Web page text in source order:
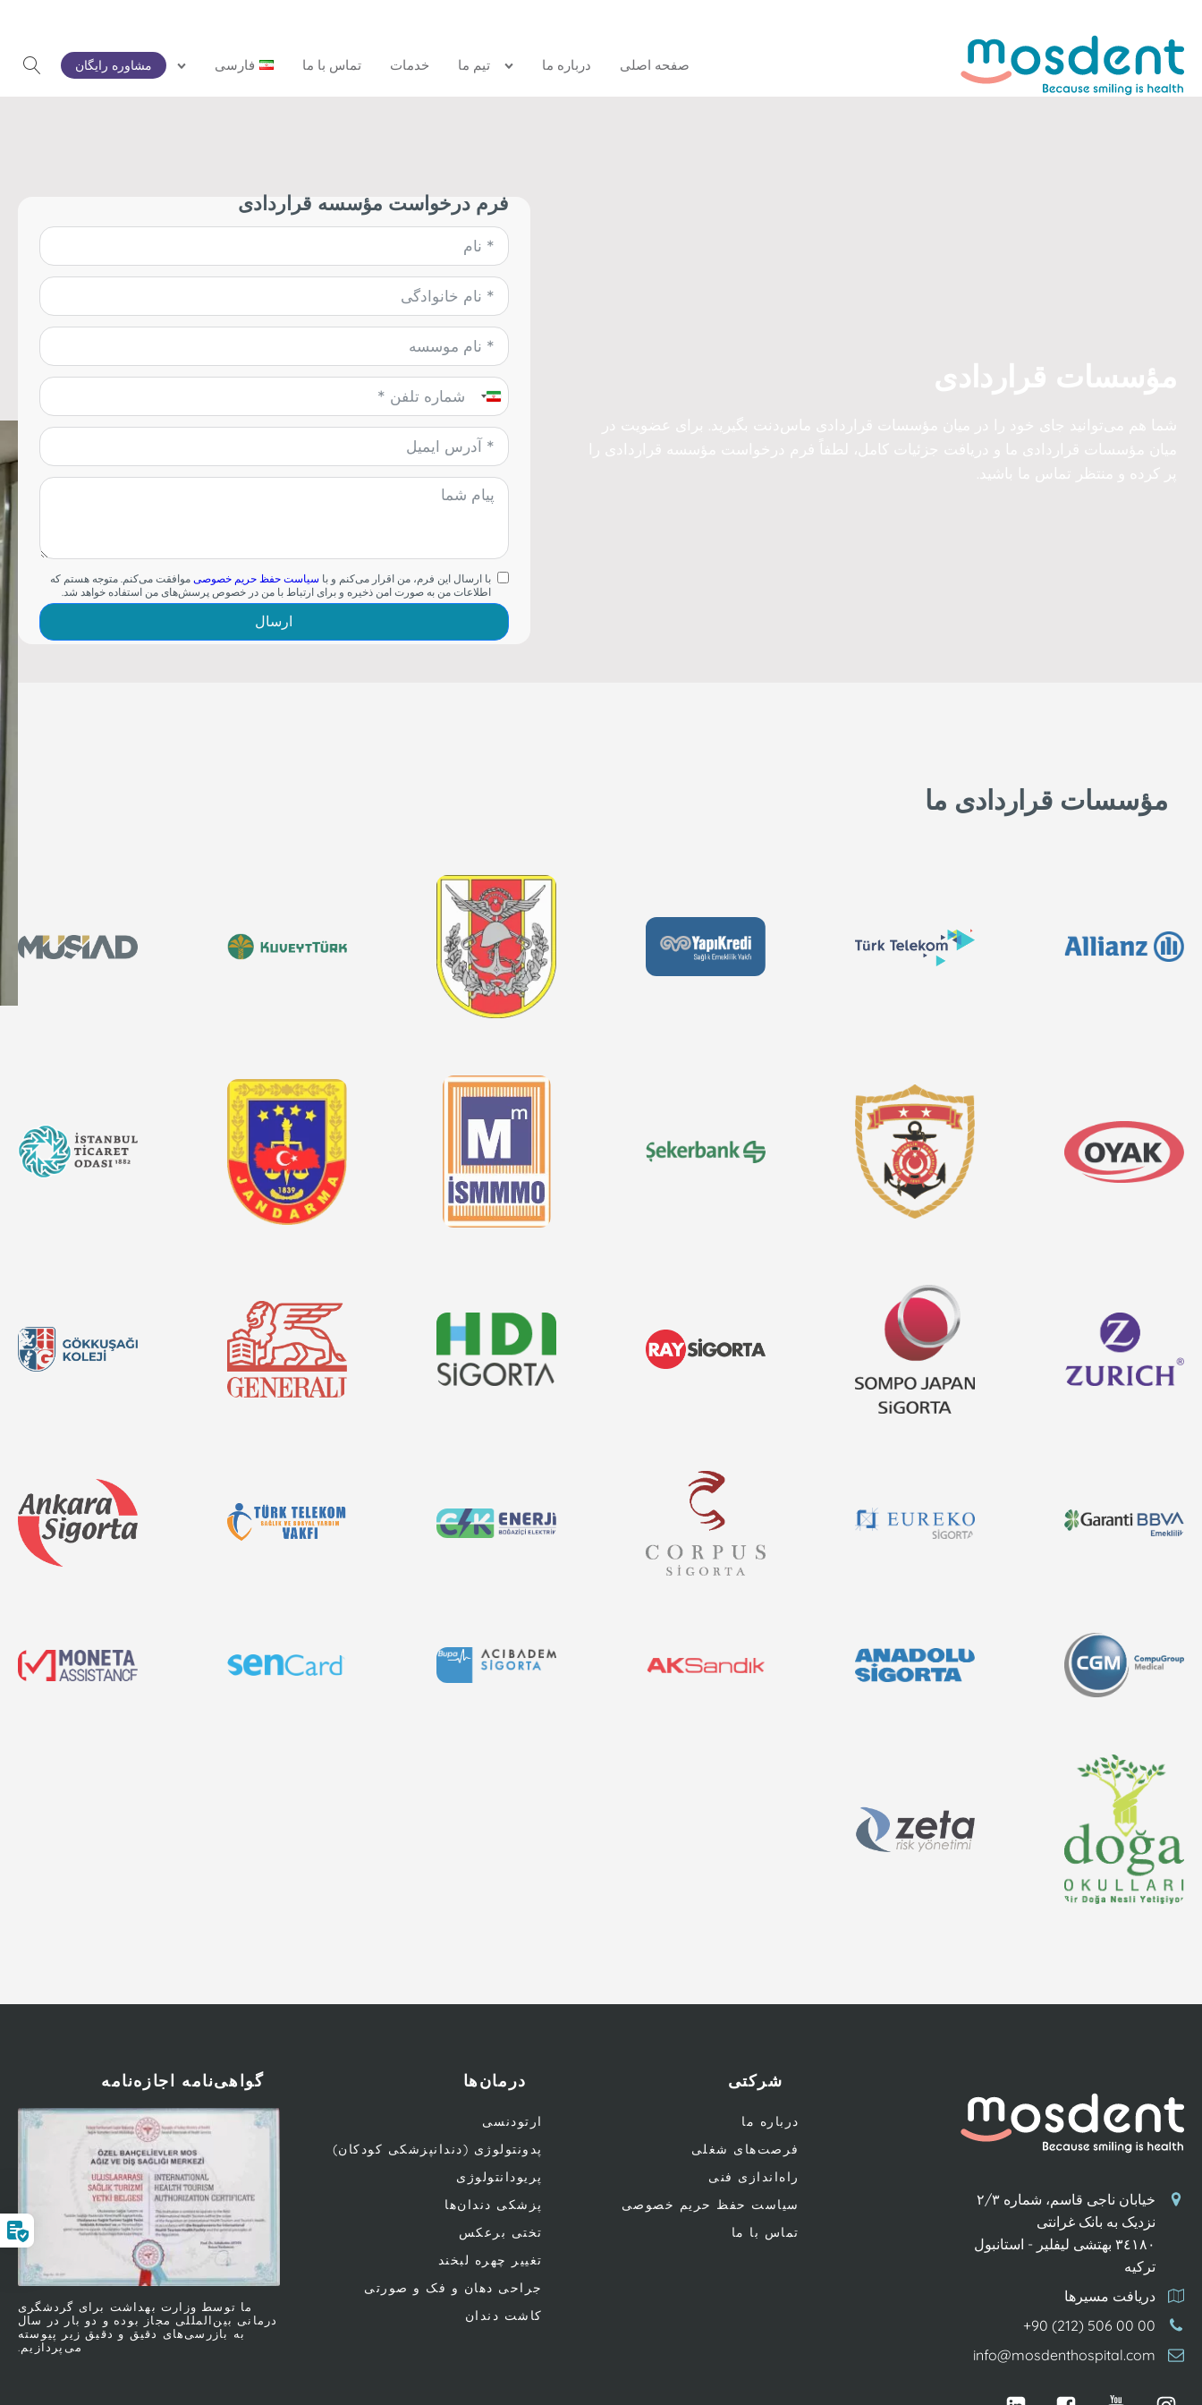
صفحه اصلی درباره ما تیم ما خدمات تماس با ما فارسی مشاوره رایگان
فرم درخواست مؤسسه قراردادی
Iran
+98
با ارسال این فرم، من اقرار می‌کنم و با سیاست حفظ حریم خصوصی موافقت می‌کنم. متوجه هستم که
اطلاعات من به صورت امن ذخیره و برای ارتباط با من در خصوص پرسش‌های من استفاده خواهد شد.
ارسال
مؤسسات قراردادی ما
خیابان ناجی قاسم، شماره ٢/٣
نزدیک به بانک غرانتی
٣٤١٨٠ بهتشی لیفلیر - استانبول
ترکیه
دریافت مسیرها
+90 (212) 506 00 00
info@mosdenthospital.com
شرکتی
درباره ما
فرصت‌های شغلی
راه‌اندازی فنی
سیاست حفظ حریم خصوصی
تماس با ما
درمان‌ها
ارتودنسی
پدونتولوژی (دندانپزشکی کودکان)
پریودانتولوژی
پزشکی دندان‌ها
تختی برعکس
تغییر چهره لبخند
جراحی دهان و فک و صورتی
کاشت دندان
گواهی‌نامه اجازه‌نامه
ما توسط وزارت بهداشت برای گردشگری
درمانی بین‌المللی مجاز بوده و دو بار در سال
به بازرسی‌های دقیق و دقیق زیر پیوسته
می‌پردازیم.